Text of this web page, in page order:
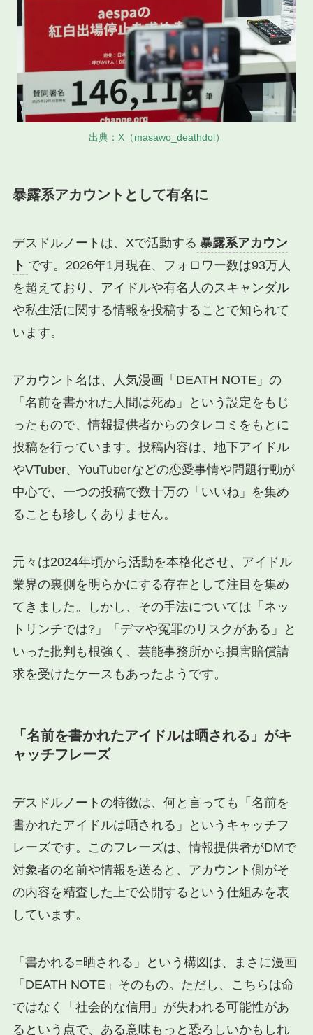
出典：X（masawo_deathdol）
暴露系アカウントとして有名に
デスドルノートは、Xで活動する 暴露系アカウン
ト です。2026年1月現在、フォロワー数は93万人
を超えており、アイドルや有名人のスキャンダル
や私生活に関する情報を投稿することで知られて
います。
アカウント名は、人気漫画「DEATH NOTE」の
「名前を書かれた人間は死ぬ」という設定をもじ
ったもので、情報提供者からのタレコミをもとに
投稿を行っています。投稿内容は、地下アイドル
やVTuber、YouTuberなどの恋愛事情や問題行動が
中心で、一つの投稿で数十万の「いいね」を集め
ることも珍しくありません。
元々は2024年頃から活動を本格化させ、アイドル
業界の裏側を明らかにする存在として注目を集め
てきました。しかし、その手法については「ネッ
トリンチでは?」「デマや冤罪のリスクがある」と
いった批判も根強く、芸能事務所から損害賠償請
求を受けたケースもあったようです。
「名前を書かれたアイドルは晒される」がキ
ャッチフレーズ
デスドルノートの特徴は、何と言っても「名前を
書かれたアイドルは晒される」というキャッチフ
レーズです。このフレーズは、情報提供者がDMで
対象者の名前や情報を送ると、アカウント側がそ
の内容を精査した上で公開するという仕組みを表
しています。
「書かれる=晒される」という構図は、まさに漫画
「DEATH NOTE」そのもの。ただし、こちらは命
ではなく「社会的な信用」が失われる可能性があ
るという点で、ある意味もっと恐ろしいかもしれ